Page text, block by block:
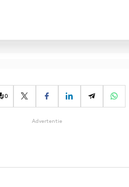
0
Advertentie